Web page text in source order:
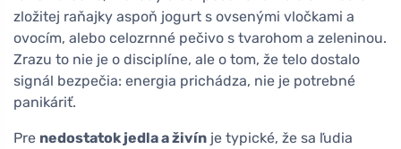
zložitej raňajky aspoň jogurt s ovsenými vločkami a
ovocím, alebo celozrnné pečivo s tvarohom a zeleninou.
Zrazu to nie je o disciplíne, ale o tom, že telo dostalo
signál bezpečia: energia prichádza, nie je potrebné
panikáriť.
Pre nedostatok jedla a živín je typické, že sa ľudia